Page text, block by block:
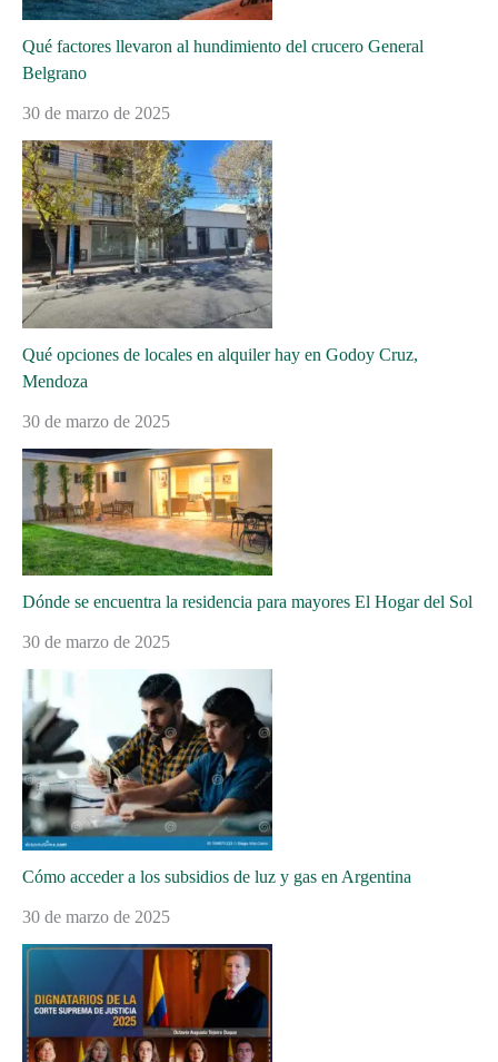
Qué factores llevaron al hundimiento del crucero General
Belgrano
30 de marzo de 2025
Qué opciones de locales en alquiler hay en Godoy Cruz,
Mendoza
30 de marzo de 2025
Dónde se encuentra la residencia para mayores El Hogar del Sol
30 de marzo de 2025
Cómo acceder a los subsidios de luz y gas en Argentina
30 de marzo de 2025